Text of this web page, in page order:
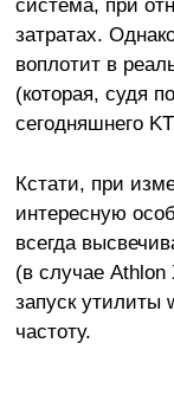
затратах.
воплотит в
(которая, судя
сегодняшнего
Кстати, при
интересную
всегда
(в случае Athlon
запуск утилиты
частоту.